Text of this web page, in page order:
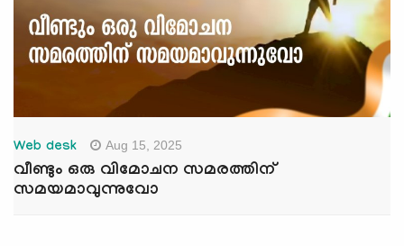
Web desk Aug 15, 2025
വീണ്ടും ഒരു വിമോചന സമരത്തിന്
സമയമാവുന്നുവോ